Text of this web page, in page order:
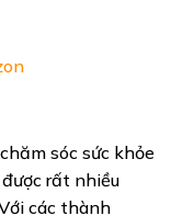
sóc sức khỏe
rất nhiều
các thành